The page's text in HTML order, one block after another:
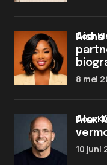
door
8 mei
Alex
door
10 juni